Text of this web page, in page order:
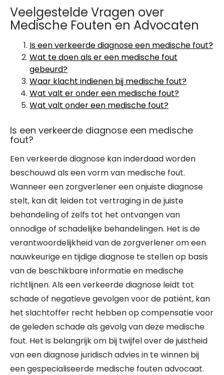
Veelgestelde Vragen over
Medische Fouten en Advocaten
Is een verkeerde diagnose een medische fout?
Wat te doen als er een medische fout
gebeurd?
Waar klacht indienen bij medische fout?
Wat valt er onder een medische fout?
Wat valt onder een medische fout?
Is een verkeerde diagnose een medische
fout?
Een verkeerde diagnose kan inderdaad worden
beschouwd als een vorm van medische fout.
Wanneer een zorgverlener een onjuiste diagnose
stelt, kan dit leiden tot vertraging in de juiste
behandeling of zelfs tot het ontvangen van
onnodige of schadelijke behandelingen. Het is de
verantwoordelijkheid van de zorgverlener om een
nauwkeurige en tijdige diagnose te stellen op basis
van de beschikbare informatie en medische
richtlijnen. Als een verkeerde diagnose leidt tot
schade of negatieve gevolgen voor de patiënt, kan
het slachtoffer recht hebben op compensatie voor
de geleden schade als gevolg van deze medische
fout. Het is belangrijk om bij twijfel over de juistheid
van een diagnose juridisch advies in te winnen bij
een gespecialiseerde medische fouten advocaat.